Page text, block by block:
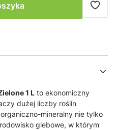
1 L to ekonomiczny
dużej liczby roślin
mineralny nie tylko
glebowe, w którym